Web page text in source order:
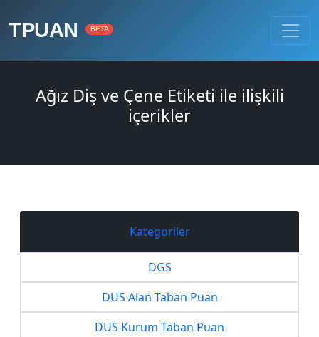
TPUAN BETA
Ağız Diş ve Çene Etiketi ile ilişkili
içerikler
Kategoriler
DGS
DUS Alan Taban Puan
DUS Kurum Taban Puan